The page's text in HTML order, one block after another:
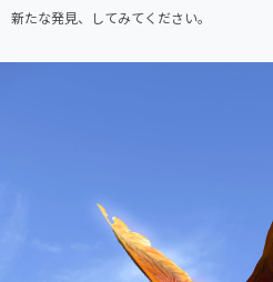
新たな発見、してみてください。